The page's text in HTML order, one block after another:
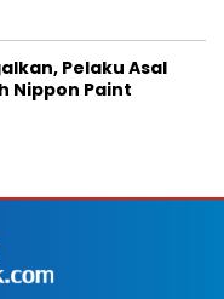
Pelaku Asal
Nippon Paint